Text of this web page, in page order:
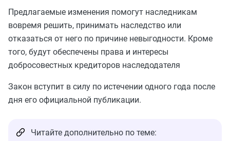
Предлагаемые изменения помогут наследникам
вовремя решить, принимать наследство или
отказаться от него по причине невыгодности. Кроме
того, будут обеспечены права и интересы
добросовестных кредиторов наследодателя
Закон вступит в силу по истечении одного года после
дня его официальной публикации.
Читайте дополнительно по теме: